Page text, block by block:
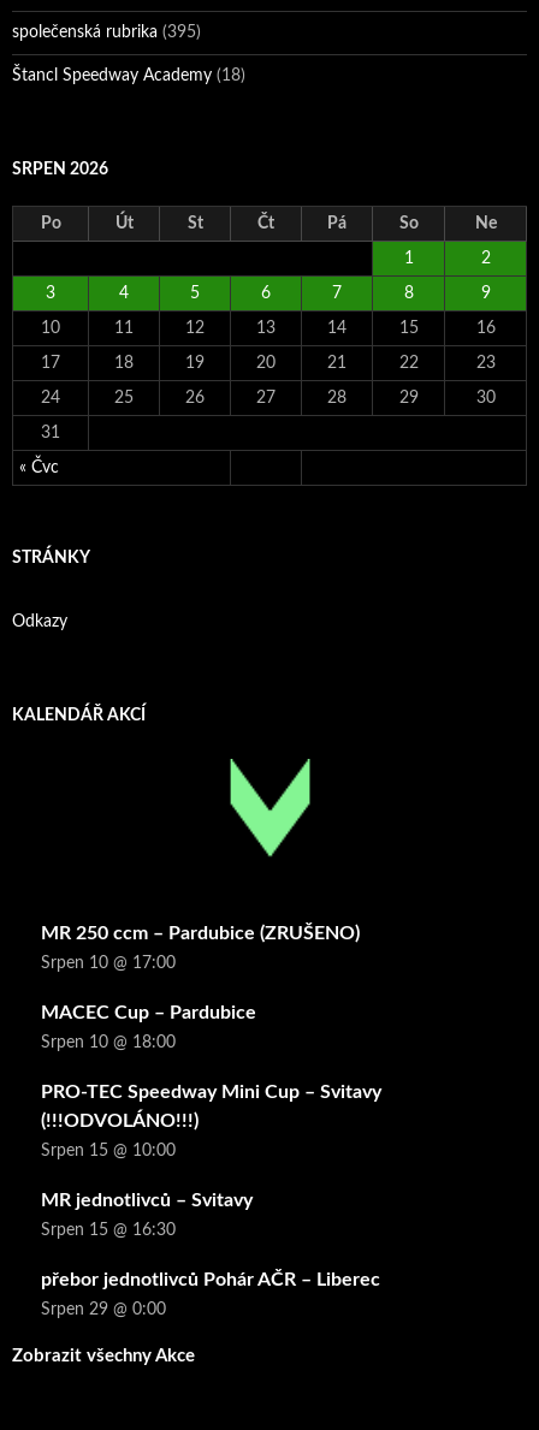
společenská rubrika (395)
Štancl Speedway Academy (18)
SRPEN 2026
Po Út St Čt Pá So Ne
« Čvc
1 2
3 4 5 6 7 8 9
10 11 12 13 14 15 16
17 18 19 20 21 22 23
24 25 26 27 28 29 30
31
STRÁNKY
Odkazy
KALENDÁŘ AKCÍ
MR 250 ccm – Pardubice (ZRUŠENO)
Srpen 10 @ 17:00
MACEC Cup – Pardubice
Srpen 10 @ 18:00
PRO-TEC Speedway Mini Cup – Svitavy
(!!!ODVOLÁNO!!!)
Srpen 15 @ 10:00
MR jednotlivců – Svitavy
Srpen 15 @ 16:30
přebor jednotlivců Pohár AČR – Liberec
Srpen 29 @ 0:00
Zobrazit všechny Akce